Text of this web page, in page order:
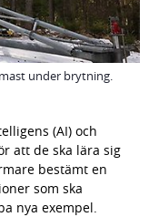
under brytning.
(AI) och
att de ska lära sig
bestämt en
som ska
nya exempel.